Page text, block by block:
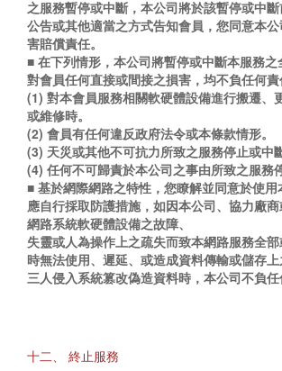
之服務暫停或中斷，本公司將於該暫停或中斷
公告或其他適當之方式告知會員，您同意本
害賠償責任。
■ 在下列情形，本公司將暫停或中斷本服務
對會員任何直接或間接之損害，均不負任何責
(1) 對本會員服務相關軟硬體設備進行搬遷、
或維修時。
(2) 會員有任何違反政府法令或本條款情形。
(3) 天災或其他不可抗力所致之服務停止或中斷
(4) 任何不可歸責於本公司之事由所致之服務
■ 基於網際網路之特性，您瞭解並同意於使用
應自行採取防護措施，如因本公司、協力廠
網路系統軟硬體設備之故障、
失靈或人為操作上之疏失而致本網路服務全
時無法使用、遲延、或造成資料傳輸或儲存
三人侵入系統篡改偽造資料時，本公司不負任
十二、 終止服務